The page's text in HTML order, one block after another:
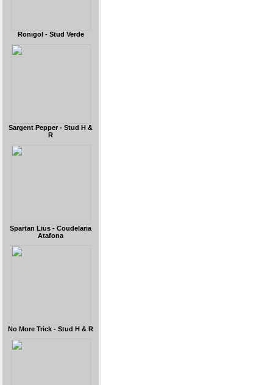
Ronigol - Stud Verde
Sargent Pepper - Stud H &
R
Spartan Lius - Coudelaria
Atafona
No More Trick - Stud H & R